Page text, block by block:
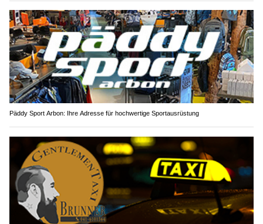
Päddy Sport Arbon: Ihre Adresse für hochwertige Sportausrüstung